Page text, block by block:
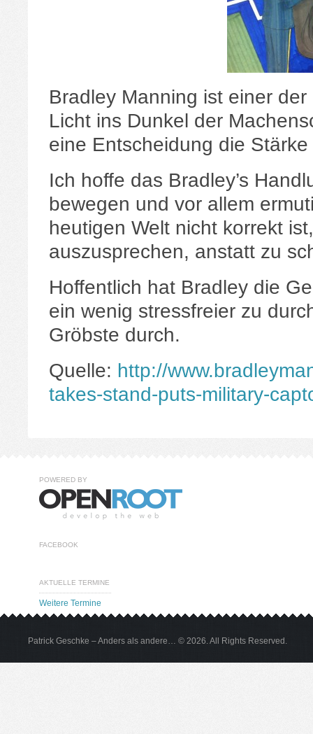
Bradley Manning ist einer
Licht ins Dunkel der
eine Entscheidung die
Ich hoffe das Bradley’s
bewegen und vor allem
heutigen Welt nicht korrekt
auszusprechen, anstatt zu
Hoffentlich hat Bradley die
ein wenig stressfreier zu
Gröbste durch.
Quelle: http://
takes-stand-puts-military-
POWERED BY
FACEBOOK
AKTUELLE TERMINE
Weitere Termine
Patrick Geschke – Anders als andere… © 2026. All Rights Reserved.